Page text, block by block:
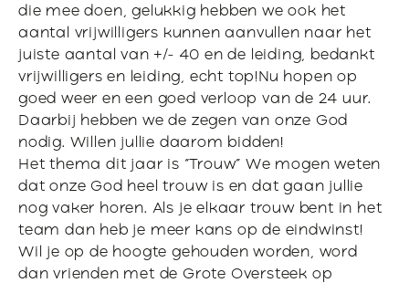
die mee doen, gelukkig hebben we ook het
aantal vrijwilligers kunnen aanvullen naar het
juiste aantal van +/- 40 en de leiding, bedankt
vrijwilligers en leiding, echt top!Nu hopen op
goed weer en een goed verloop van de 24 uur.
Daarbij hebben we de zegen van onze God
nodig. Willen jullie daarom bidden!
Het thema dit jaar is “Trouw” We mogen weten
dat onze God heel trouw is en dat gaan jullie
nog vaker horen. Als je elkaar trouw bent in het
team dan heb je meer kans op de eindwinst!
Wil je op de hoogte gehouden worden, word
dan vrienden met de Grote Oversteek op